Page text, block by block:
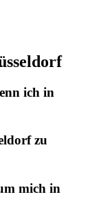
ich in
zu
mich in